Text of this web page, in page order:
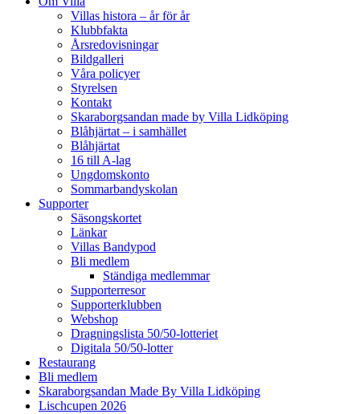
Villas histora – år för år
Klubbfakta
Årsredovisningar
Bildgalleri
Våra policyer
Styrelsen
Kontakt
Skaraborgsandan made by Villa Lidköping
Blåhjärtat – i samhället
Blåhjärtat
16 till A-lag
Ungdomskonto
Sommarbandyskolan
Supporter
Säsongskortet
Länkar
Villas Bandypod
Bli medlem
Ständiga medlemmar
Supporterresor
Supporterklubben
Webshop
Dragningslista 50/50-lotteriet
Digitala 50/50-lotter
Restaurang
Bli medlem
Skaraborgsandan Made By Villa Lidköping
Lischcupen 2026